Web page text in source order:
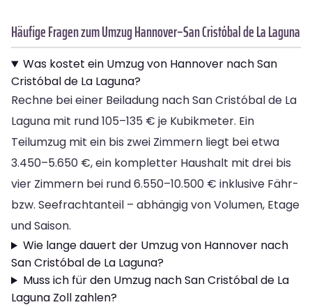
Häufige Fragen zum Umzug Hannover–San Cristóbal de La Laguna
Was kostet ein Umzug von Hannover nach San
Cristóbal de La Laguna?
Rechne bei einer Beiladung nach San Cristóbal de La
Laguna mit rund 105–135 € je Kubikmeter. Ein
Teilumzug mit ein bis zwei Zimmern liegt bei etwa
3.450–5.650 €, ein kompletter Haushalt mit drei bis
vier Zimmern bei rund 6.550–10.500 € inklusive Fähr-
bzw. Seefrachtanteil – abhängig von Volumen, Etage
und Saison.
Wie lange dauert der Umzug von Hannover nach
San Cristóbal de La Laguna?
Muss ich für den Umzug nach San Cristóbal de La
Laguna Zoll zahlen?